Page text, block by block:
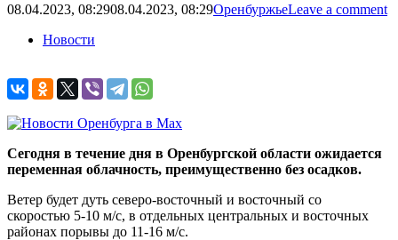
08.04.2023, 08:2908.04.2023, 08:29ОренбуржьеLeave a comment
Новости
Сегодня в течение дня в Оренбургской области ожидается
переменная облачность, преимущественно без осадков.
Ветер будет дуть северо-восточный и восточный со
скоростью 5-10 м/с, в отдельных центральных и восточных
районах порывы до 11-16 м/с.